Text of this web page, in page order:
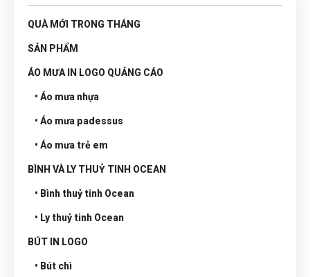
QUÀ MỚI TRONG THÁNG
SẢN PHẨM
ÁO MƯA IN LOGO QUẢNG CÁO
• Áo mưa nhựa
• Áo mưa padessus
• Áo mưa trẻ em
BÌNH VÀ LY THUỶ TINH OCEAN
• Bình thuỷ tinh Ocean
• Ly thuỷ tinh Ocean
BÚT IN LOGO
• Bút chì